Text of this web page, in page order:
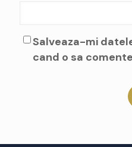
Salveaza-mi
cand o sa